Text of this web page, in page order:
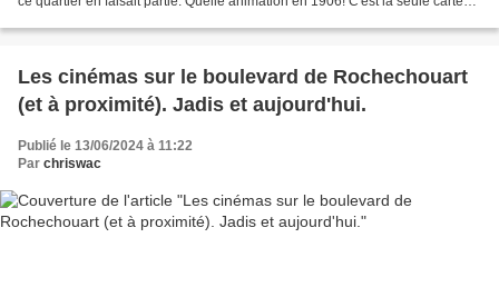
Les cinémas sur le boulevard de Rochechouart
(et à proximité). Jadis et aujourd'hui.
Publié le 13/06/2024 à 11:22
Par chriswac